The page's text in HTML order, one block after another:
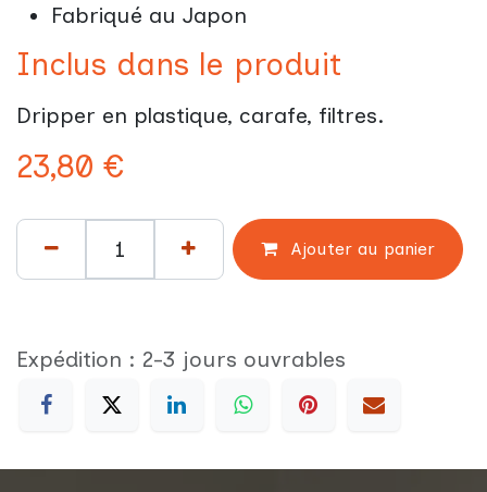
Fabriqué au Japon
Inclus dans le produit
Dripper en plastique, carafe, filtres.
23,80 €
Ajouter au panier
Expédition : 2-3 jours ouvrables